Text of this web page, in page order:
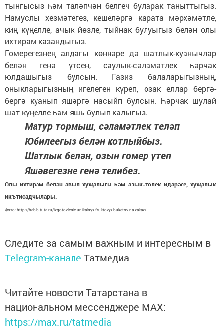
тынгысыз һәм таләпчән белгеч буларак таныттыгыз.
Намуслы хезмәтегез, кешеләргә карата мәрхәмәтле,
киң күңелле, ачык йөзле, тыйнак булуыгыз белән олы
ихтирам казандыгыз.
Гомерегезнең алдагы көннәре дә шатлык-куанычлар
белән генә үтсен, саулык-сәламәтлек һәрчак
юлдашыгыз булсын. Газиз балаларыгызның,
оныкларыгызның игелеген күреп, озак еллар бергә-
бергә куанып яшәргә насыйп булсын. Һәрчак шулай
шат күңелле һәм яшь булып калыгыз.
Матур тормыш, сәламәтлек теләп
Юбилеегыз белән котлыйбыз.
Шатлык белән, озын гомер үтеп
Яшәвегезне генә телибез.
Олы ихтирам белән авыл хуҗалыгы һәм азык-төлек идарәсе, хуҗалык
икътисадчылары.
Фото: http://bablo-tuta.ru/izgotovlenie-unikalnyx-fruktovyx-buketov-na-zakaz/
Следите за самым важным и интересным в
Telegram-канале Татмедиа
Читайте новости Татарстана в
национальном мессенджере MАХ:
https://max.ru/tatmedia